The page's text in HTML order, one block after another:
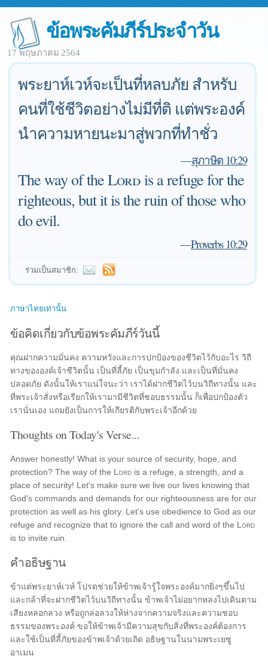
ข้อพระคัมภีร์ประจำวัน
17 พฤษภาคม 2564
พระยาห์เวห์จะเป็นที่หลบภัย สำหรับ
คนที่ใช้ชีวิตอย่างไม่มีที่ติ แต่พระองค์
นำความหายนะมาสู่พวกที่ทำชั่ว
—สุภาษิต 10:29
The way of theLordis a refuge for the
righteous, but it is the ruin of those who
do evil.
—Proverbs 10:29
ร่วมเป็นสมาชิก:
ภาษาไทยเท่านั้น
ข้อคิดเกี่ยวกับข้อพระคัมภีร์วันนี้
คุณฝากความมั่นคง ความหวังและการปกป้องของชีวิตไว้กับอะไร วิถี
ทางขององค์เจ้าชีวิตนั้น เป็นที่ลี้ภัย เป็นขุมกำลัง และเป็นที่มั่นคง
ปลอดภัย ดังนั้นให้เราแน่ใจนะว่า เราได้ฝากชีวิตไว้บนวิถีทางนั้น และ
ที่พระเจ้าสั่งหรือเรียกให้เรามามีชีวิตที่ชอบธรรมนั้น ก็เพื่อปกป้องตัว
เรานั่นเอง แถมยังเป็นการให้เกียรติกับพระเจ้าอีกด้วย
Thoughts on Today's Verse...
Answer honestly! What is your source of security, hope, and
protection? The way of the Lord is a refuge, a strength, and a
place of security! Let's make sure we live our lives knowing that
God's commands and demands for our righteousness are for our
protection as well as his glory. Let's use obedience to God as our
refuge and recognize that to ignore the call and word of the Lord
is to invite ruin.
คำอธิษฐาน
ข้าแต่พระยาห์เวห์ โปรดช่วยให้ข้าพเจ้ารู้ใจพระองค์มากยิ่งๆขึ้นไป
และกล้าที่จะฝากชีวิตไว้บนวิถีทางนั้น ข้าพเจ้าไม่อยากหลงไปเดินตาม
เสียงหลอกลวง หรือถูกล่อลวงให้ห่างจากความจริงและความชอบ
ธรรมของพระองค์ ขอให้ข้าพเจ้ามีความสุขกับสิ่งที่พระองค์ต้องการ
และใช้เป็นที่ลี้ภัยของข้าพเจ้าด้วยเถิด อธิษฐานในนามพระเยซู
อาเมน